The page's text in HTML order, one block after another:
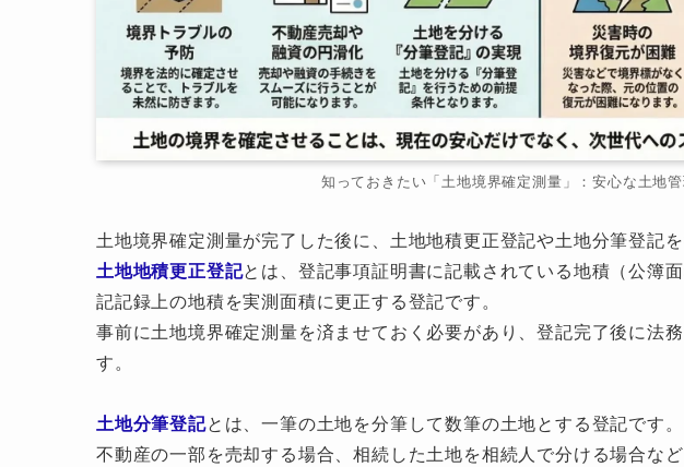
知っておきたい「土地境界確定測量」：安心な土地
土地境界確定測量が完了した後に、土地地積更正登記や土地分筆登記を
土地地積更正登記とは、登記事項証明書に記載されている地積（公簿
記記録上の地積を実測面積に更正する登記です。
事前に土地境界確定測量を済ませておく必要があり、登記完了後に法
す。
土地分筆登記とは、一筆の土地を分筆して数筆の土地とする登記です。
不動産の一部を売却する場合、相続した土地を相続人で分ける場合な